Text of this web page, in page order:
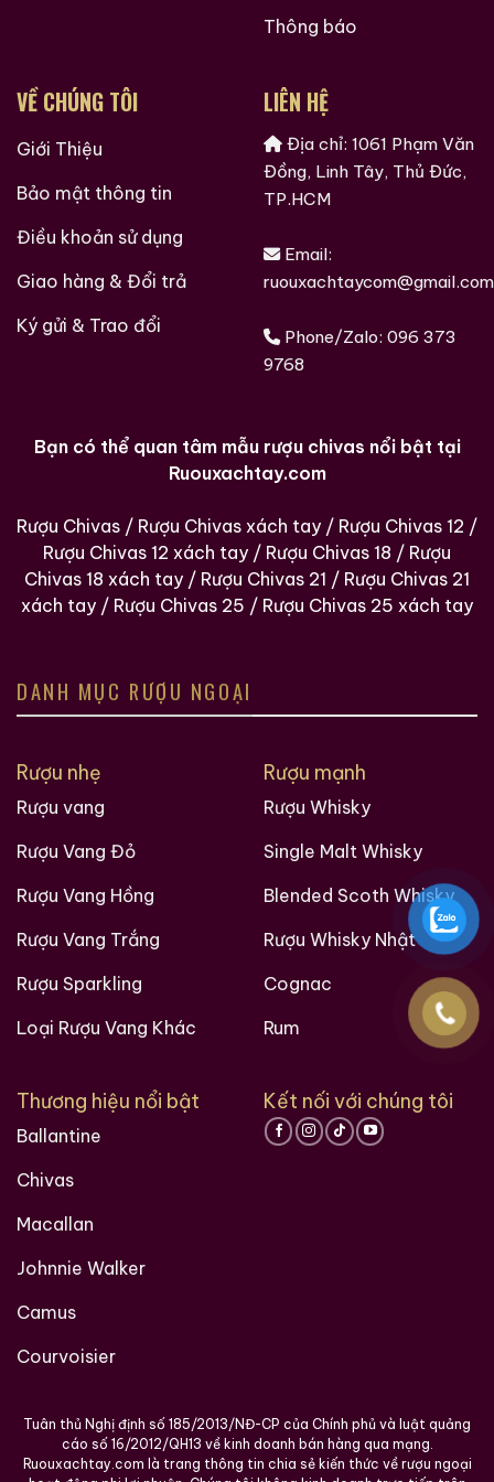
này. Bạn sẽ tìm thấy lịch sử nguồn gốc các loại rượu
cửa hàng rượu ngoại uy tín và còn nhiều điều thú vị
hơn nữa đang chờ bạn khám phá.
Ruouxachtay.com rất vinh dự được đồng hành cùng
các bạn trên hành trình khám phá thế giới hương vị
này!
Ruouxachtay.com – Cham Vào Đam Mê
Trăm Nghe Không Bằng Một Thấy
Hàng Ngàn Khách Hàng Của ruouxachtay.com
Ruouxachtay.com
RUOUXACHTAY.COM – SHOWROOM RƯỢU CHIVAS
XÁCH TAY UY TÍN TẠI HCM
Thông báo
VỀ CHÚNG TÔI
Giới Thiệu
Bảo mật thông tin
Điều khoản sử dụng
Giao hàng & Đổi trả
Ký gửi & Trao đổi
LIÊN HỆ
Địa chỉ: 1061 Phạm Văn
Đồng, Linh Tây, Thủ Đức,
TP.HCM
Email:
ruouxachtaycom@gmail.com
Phone/Zalo: 096 373
9768
Bạn có thể quan tâm mẫu rượu chivas nổi bật tại
Ruouxachtay.com
Rượu Chivas / Rượu Chivas xách tay / Rượu Chivas 12 /
Rượu Chivas 12 xách tay / Rượu Chivas 18 / Rượu
Chivas 18 xách tay / Rượu Chivas 21 / Rượu Chivas 21
xách tay / Rượu Chivas 25 / Rượu Chivas 25 xách tay
DANH MỤC RƯỢU NGOẠI
Rượu nhẹ
Rượu vang
Rượu Vang Đỏ
Rượu Vang Hồng
Rượu Vang Trắng
Rượu Sparkling
Loại Rượu Vang Khác
Rượu mạnh
Rượu Whisky
Single Malt Whisky
Blended Scoth Whisky
Rượu Whisky Nhật
Cognac
Rum
Thương hiệu nổi bật
Ballantine
Chivas
Macallan
Johnnie Walker
Camus
Courvoisier
Kết nối với chúng tôi
Tuân thủ Nghị định số 185/2013/NĐ-CP của Chính phủ và luật quảng
cáo số 16/2012/QH13 về kinh doanh bán hàng qua mạng.
Ruouxachtay.com là trang thông tin chia sẻ kiến thức về rượu ngoại